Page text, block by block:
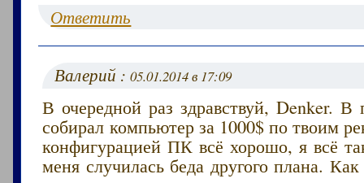
Ответить
Валерий :05.01.2014 в 17:09
В очередной раз здравствуй, Denker.
собирал компьютер за 1000$ по твоим
конфигурацией ПК всё хорошо, я всё
меня случилась беда другого плана.